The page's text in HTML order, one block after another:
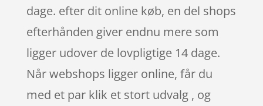
dage. efter dit online køb, en del shops
efterhånden giver endnu mere som
ligger udover de lovpligtige 14 dage.
Når webshops ligger online, får du
med et par klik et stort udvalg , og